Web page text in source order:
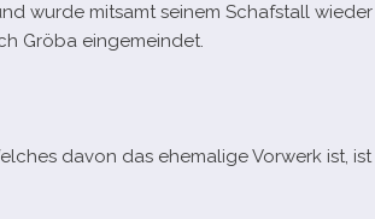
wurde mit­samt sei­nem Schafstall
Gröba eingemeindet.
davon das ehe­ma­lige Vorwerk ist,